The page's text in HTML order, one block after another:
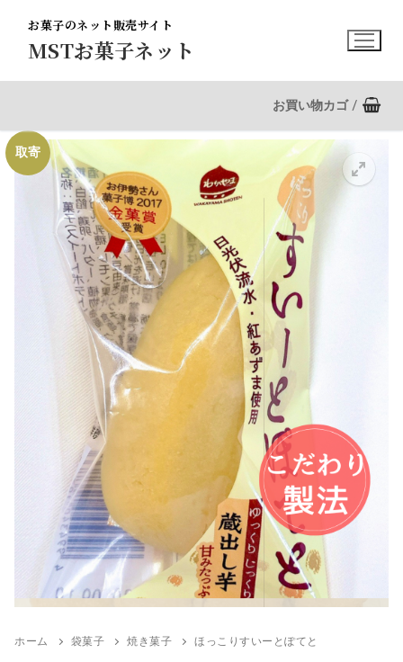
ス
キ
MSTお菓子ネット
お菓子のネット販売サイト
お買い物カゴ /
取寄
ホーム 袋菓子 焼き菓子 ほっこりすいーとぽてと